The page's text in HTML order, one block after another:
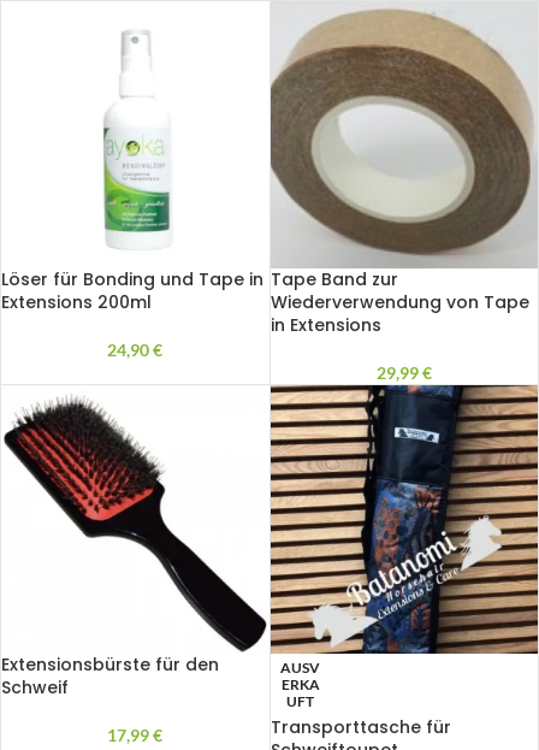
Löser für Bonding und Tape in
Extensions 200ml
24,90€
Tape Band zur
Wiederverwendung von Tape
in Extensions
29,99€
Extensionsbürste für den
Schweif
17,99€
AUSV
ERKA
UFT
Transporttasche für